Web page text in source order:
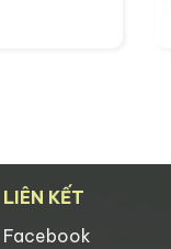
LIÊN KẾT
Facebook